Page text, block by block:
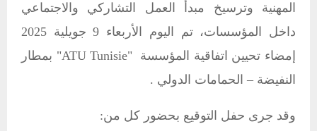
المهنية وترسيخ مبدأ العمل التشاركي والاجتماعي
داخل المؤسسات، تم اليوم الأربعاء 9 جويلية 2025
إمضاء تحيين اتفاقية المؤسسة "ATU Tunisie" بمطار
النفيضة – الحمامات الدولي .
وقد جرى حفل التوقيع بحضور كل من: